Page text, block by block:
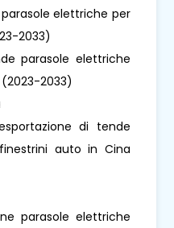
elettriche per
2033)
parasole elettriche
2033)
di tende
auto in Cina
parasole elettriche